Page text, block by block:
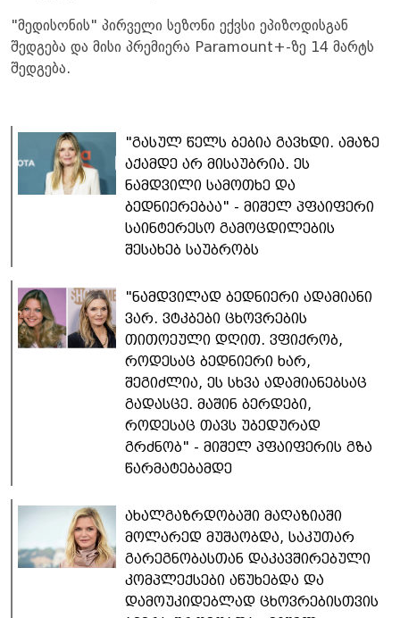
"მედისონის" პირველი სეზონი ექვსი ეპიზოდისგან
შედგება და მისი პრემიერა Paramount+-ზე 14 მარტს
შედგება.
"გასულ წელს ბებია გავხდი. ამაზე
აქამდე არ მისაუბრია. ეს
ნამდვილი სამოთხე და
ბედნიერებაა" - მიშელ პფაიფერი
საინტერესო გამოცდილების
შესახებ საუბრობს
"ნამდვილად ბედნიერი ადამიანი
ვარ. ვტკბები ცხოვრების
თითოეული დღით. ვფიქრობ,
როდესაც ბედნიერი ხარ,
შეგიძლია, ეს სხვა ადამიანებსაც
გადასცე. მაშინ ბერდები,
როდესაც თავს უბედურად
გრძნობ" - მიშელ პფაიფერის გზა
წარმატებამდე
ახალგაზრდობაში მაღაზიაში
მოლარედ მუშაობდა, საკუთარ
გარეგნობასთან დაკავშირებული
კომპლექსები აწუხებდა და
დამოუკიდებლად ცხოვრებისთვის